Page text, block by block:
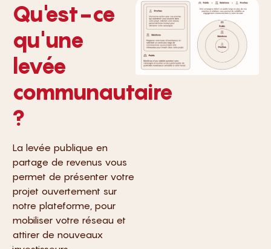
Qu'est-ce
qu'une
levée
communautaire
?
La levée publique en
partage de revenus vous
permet de présenter votre
projet ouvertement sur
notre plateforme, pour
mobiliser votre réseau et
attirer de nouveaux